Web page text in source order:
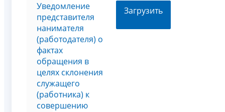
Уведомление
представителя
нанимателя
(работодателя) о
фактах
обращения в
целях склонения
служащего
(работника) к
совершению
Загрузить